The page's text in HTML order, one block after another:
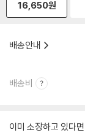
16,650원
배송안내
배송비
이미 소장하고 있다